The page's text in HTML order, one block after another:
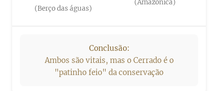
(Berço das águas)
(Amazônica)
Conclusão:
Ambos são vitais, mas o Cerrado é o
"patinho feio" da conservação